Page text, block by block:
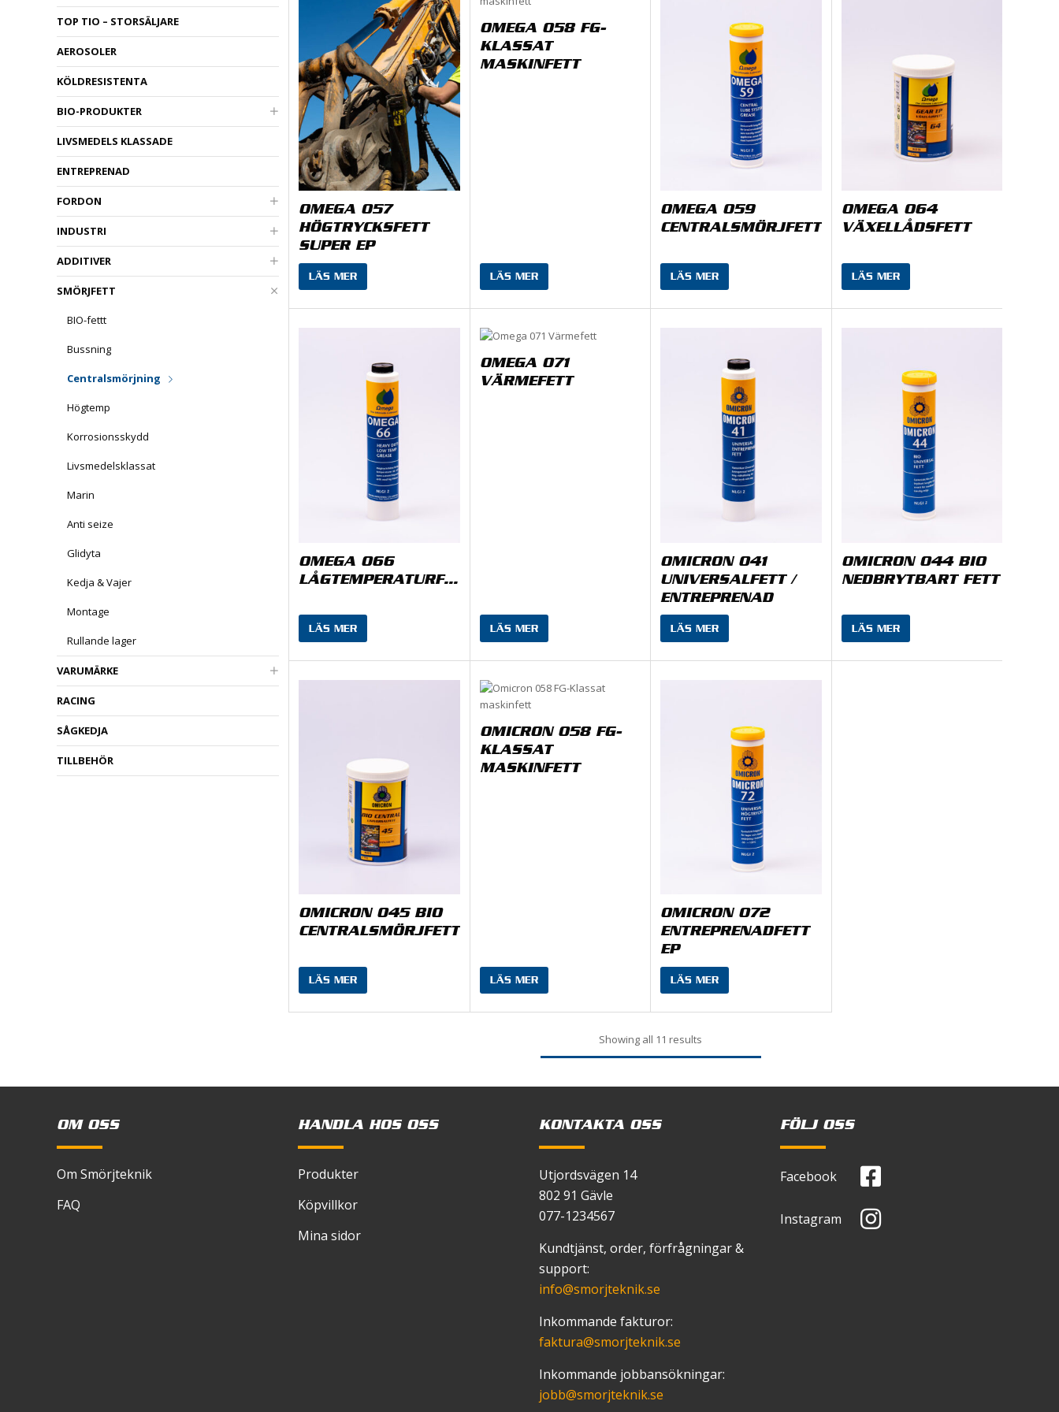
TOP TIO – STORSÄLJARE
AEROSOLER
KÖLDRESISTENTA
BIO-PRODUKTER
LIVSMEDELS KLASSADE
ENTREPRENAD
FORDON
Övrigt
Gaffelolja
Transmission
Kedja
4-takt Motorolja
2 -takt Motorolja
INDUSTRI
ADDITIVER
SMÖRJFETT
BIO-fettt
Bussning
Centralsmörjning
Högtemp
Korrosionsskydd
Livsmedelsklassat
Marin
Anti seize
Glidyta
Kedja & Vajer
Montage
Rullande lager
VARUMÄRKE
RACING
SÅGKEDJA
TILLBEHÖR
OMEGA 057
HÖGTRYCKSFETT
SUPER EP
LÄS MER
OMEGA 058 FG-
KLASSAT
MASKINFETT
LÄS MER
OMEGA 059
CENTRALSMÖRJFETT
LÄS MER
OMEGA 064
VÄXELLÅDSFETT
LÄS MER
OMEGA 066
LÅGTEMPERATURFETT
LÄS MER
OMEGA 071
VÄRMEFETT
LÄS MER
OMICRON 041
UNIVERSALFETT /
ENTREPRENAD
LÄS MER
OMICRON 044 BIO
NEDBRYTBART FETT
LÄS MER
OMICRON 045 BIO
CENTRALSMÖRJFETT
LÄS MER
OMICRON 058 FG-
KLASSAT
MASKINFETT
LÄS MER
OMICRON 072
ENTREPRENADFETT
EP
LÄS MER
Showing all 11 results
OM OSS
Om Smörjteknik
FAQ
HANDLA HOS OSS
Produkter
Köpvillkor
Mina sidor
KONTAKTA OSS
Utjordsvägen 14
802 91 Gävle
077-1234567
Kundtjänst, order, förfrågningar &
support:
info@smorjteknik.se
Inkommande fakturor:
faktura@smorjteknik.se
Inkommande jobbansökningar:
jobb@smorjteknik.se
FÖLJ OSS
Facebook
Instagram